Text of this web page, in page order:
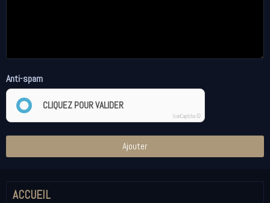
Anti-spam
CLIQUEZ POUR VALIDER
IconCaptcha ©
Ajouter
ACCUEIL